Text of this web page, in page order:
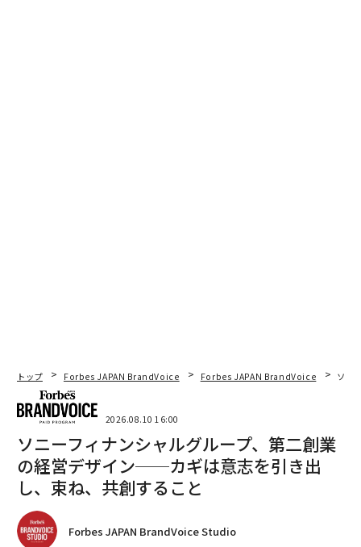
トップ Forbes JAPAN BrandVoice Forbes JAPAN BrandVoice ソニ
2026.08.10 16:00
ソニーフィナンシャルグループ、第二創業
の経営デザイン──カギは意志を引き出
し、束ね、共創すること
Forbes JAPAN BrandVoice Studio